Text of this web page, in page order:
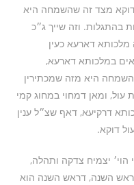
מצד זה שהשמחה היא
בהתגלות. וזה שייך ג״כ
דארעא כעין
במלכותא דארעא,
היא מזה שמכתירין
ומאן דמחוי במחוג קמי
דרקיעא, דאף שצ״ל ענין
דוקא.
הוי׳ יצמיח צדקה ותהלה,
השנה, דראש השנה הוא